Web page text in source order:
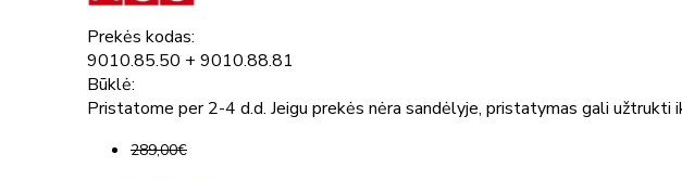
Prekės kodas:
9010.85.50 + 9010.88.81
Būklė:
Pristatome per 2-4 d.d. Jeigu prekės nėra sandėlyje, pristatymas gali užtrukti
289,00€